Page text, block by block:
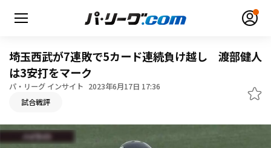
無料アカウント登録
HOME
埼玉西武が7連敗で5カード連続負け越し 渡部健人
は3安打をマーク
パ・リーグ インサイト 2023年6月17日 17:36
試合戦評